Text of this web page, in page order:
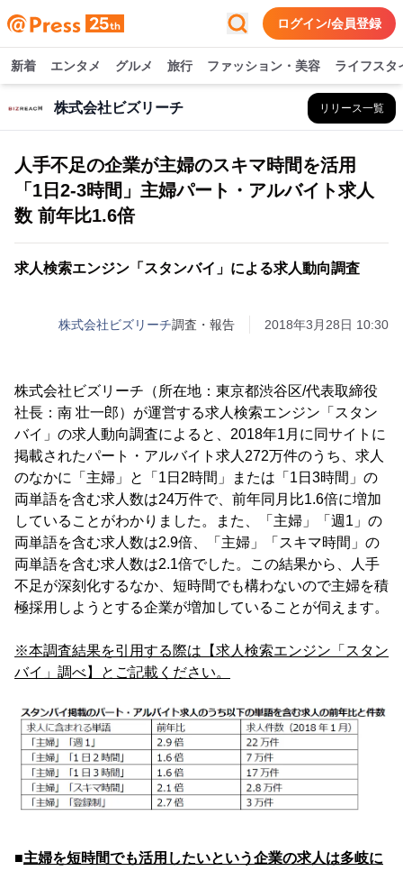
ログイン/会員登録
新着 エンタメ グルメ 旅行 ファッション・美容 ライフスタ
株式会社ビズリーチ リリース一覧
人手不足の企業が主婦のスキマ時間を活用
「1日2-3時間」主婦パート・アルバイト求人
数 前年比1.6倍
求人検索エンジン「スタンバイ」による求人動向調査
株式会社ビズリーチ調査・報告 2018年3月28日 10:30
株式会社ビズリーチ（所在地：東京都渋谷区/代表取締役
社長：南 壮一郎）が運営する求人検索エンジン「スタン
バイ」の求人動向調査によると、2018年1月に同サイトに
掲載されたパート・アルバイト求人272万件のうち、求人
のなかに「主婦」と「1日2時間」または「1日3時間」の
両単語を含む求人数は24万件で、前年同月比1.6倍に増加
していることがわかりました。また、「主婦」「週1」の
両単語を含む求人数は2.9倍、「主婦」「スキマ時間」の
両単語を含む求人数は2.1倍でした。この結果から、人手
不足が深刻化するなか、短時間でも構わないので主婦を積
極採用しようとする企業が増加していることが伺えます。
※本調査結果を引用する際は【求人検索エンジン「スタン
バイ」調べ】とご記載ください。
■主婦を短時間でも活用したいという企業の求人は多岐に